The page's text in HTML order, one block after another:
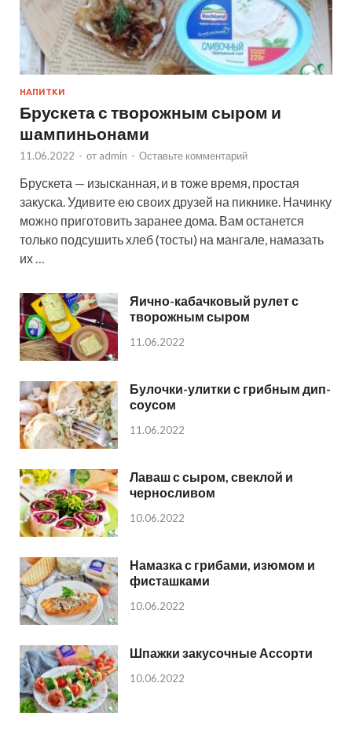
НАПИТКИ
Брускета с творожным сыром и
шампиньонами
11.06.2022 - от admin - Оставьте комментарий
Брускета — изысканная, и в тоже время, простая
закуска. Удивите ею своих друзей на пикнике. Начинку
можно приготовить заранее дома. Вам останется
только подсушить хлеб (тосты) на мангале, намазать
их …
Яично-кабачковый рулет с
творожным сыром
11.06.2022
Булочки-улитки с грибным дип-
соусом
11.06.2022
Лаваш с сыром, свеклой и
черносливом
10.06.2022
Намазка с грибами, изюмом и
фисташками
10.06.2022
Шпажки закусочные Ассорти
10.06.2022